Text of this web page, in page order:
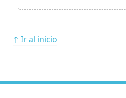
↑ Ir al inicio